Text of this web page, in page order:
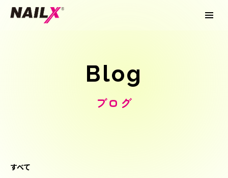
Blog
ブログ
すべて